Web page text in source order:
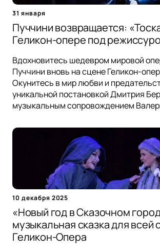
31 января
Пуччини возвращается:
Геликон-опере под
Вдохновитесь шедевром мировой
Пуччини вновь на сцене Геликон-
Окунитесь в мир любви и
уникальной постановкой Дмитрия
музыкальным сопровождением
10 декабря 2025
«Новый год в Сказочном
музыкальная сказка для всей
Геликон-Опера